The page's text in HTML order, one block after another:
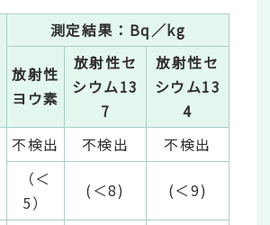
測定結果：Bq／kg
放射性
ヨウ素
放射性セ
シウム13
7
放射性セ
シウム13
4
不検出 不検出
不検出
（＜
5）
(＜8) (＜9)